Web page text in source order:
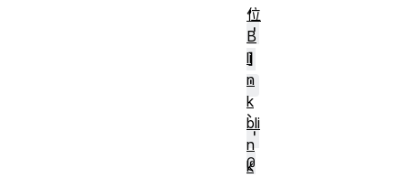
，
'
]
'
、
'
@
位
B
li
n
k
bli
n
k